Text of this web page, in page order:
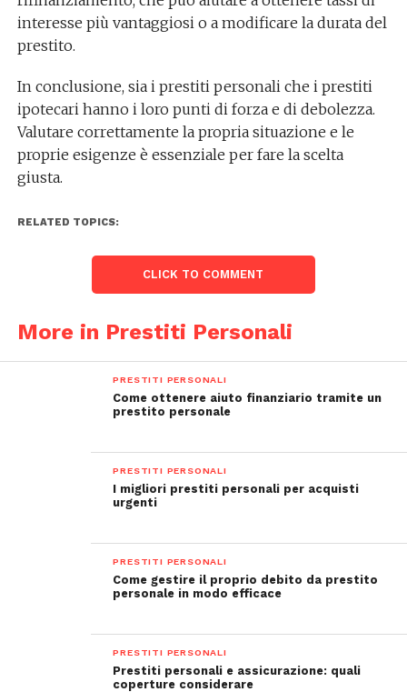
interesse più vantaggiosi o a modificare la durata del
prestito.
In conclusione, sia i prestiti personali che i prestiti
ipotecari hanno i loro punti di forza e di debolezza.
Valutare correttamente la propria situazione e le
proprie esigenze è essenziale per fare la scelta
giusta.
RELATED TOPICS:
CLICK TO COMMENT
More in Prestiti Personali
PRESTITI PERSONALI
Come ottenere aiuto finanziario tramite un
prestito personale
PRESTITI PERSONALI
I migliori prestiti personali per acquisti
urgenti
PRESTITI PERSONALI
Come gestire il proprio debito da prestito
personale in modo efficace
PRESTITI PERSONALI
Prestiti personali e assicurazione: quali
coperture considerare